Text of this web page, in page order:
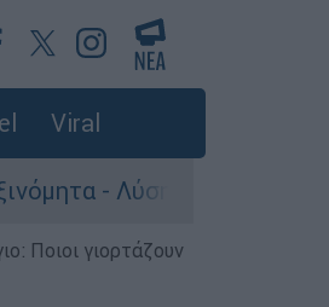
Viral
αναζητά το υπουργείο
Ποιοι γιορτάζουν